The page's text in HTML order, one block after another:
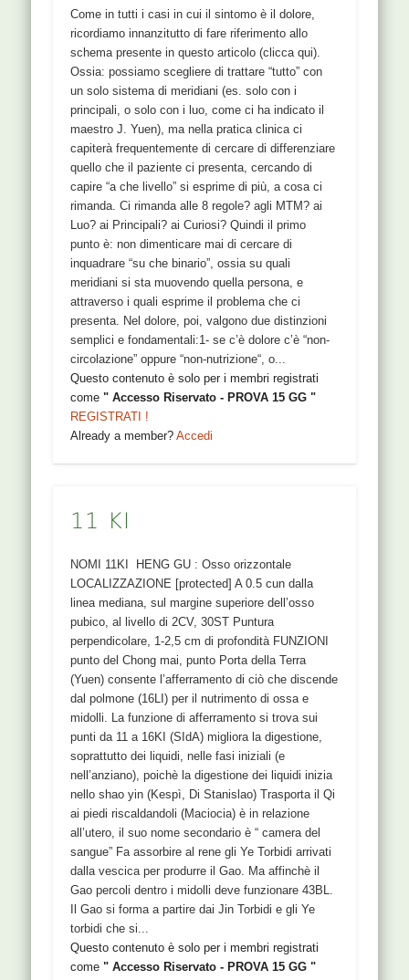
Come in tutti i casi in cui il sintomo è il dolore,
ricordiamo innanzitutto di fare riferimento allo
schema presente in questo articolo (clicca qui).
Ossia: possiamo scegliere di trattare “tutto” con
un solo sistema di meridiani (es. solo con i
principali, o solo con i luo, come ci ha indicato il
maestro J. Yuen), ma nella pratica clinica ci
capiterà frequentemente di cercare di differenziare
quello che il paziente ci presenta, cercando di
capire “a che livello” si esprime di più, a cosa ci
rimanda. Ci rimanda alle 8 regole? agli MTM? ai
Luo? ai Principali? ai Curiosi? Quindi il primo
punto è: non dimenticare mai di cercare di
inquadrare “su che binario”, ossia su quali
meridiani si sta muovendo quella persona, e
attraverso i quali esprime il problema che ci
presenta. Nel dolore, poi, valgono due distinzioni
semplici e fondamentali:1- se c’è dolore c’è “non-
circolazione” oppure “non-nutrizione“, o...
Questo contenuto è solo per i membri registrati
come" Accesso Riservato - PROVA 15 GG "
REGISTRATI !
Already a member?Accedi
11 KI
NOMI 11KI HENG GU : Osso orizzontale
LOCALIZZAZIONE [protected] A 0.5 cun dalla
linea mediana, sul margine superiore dell’osso
pubico, al livello di 2CV, 30ST Puntura
perpendicolare, 1-2,5 cm di profondità FUNZIONI
punto del Chong mai, punto Porta della Terra
(Yuen) consente l’afferramento di ciò che discende
dal polmone (16LI) per il nutrimento di ossa e
midolli. La funzione di afferramento si trova sui
punti da 11 a 16KI (SIdA) migliora la digestione,
soprattutto dei liquidi, nelle fasi iniziali (e
nell’anziano), poichè la digestione dei liquidi inizia
nello shao yin (Kespì, Di Stanislao) Trasporta il Qi
ai piedi riscaldandoli (Maciocia) è in relazione
all’utero, il suo nome secondario è “ camera del
sangue” Fa assorbire al rene gli Ye Torbidi arrivati
dalla vescica per produrre il Gao. Ma affinchè il
Gao percoli dentro i midolli deve funzionare 43BL.
Il Gao si forma a partire dai Jin Torbidi e gli Ye
torbidi che si...
Questo contenuto è solo per i membri registrati
come" Accesso Riservato - PROVA 15 GG "